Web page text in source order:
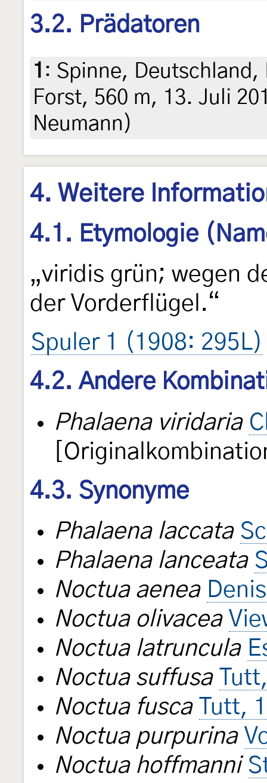
3.2. Prädatoren
1 : Spinne, Deutschland,
Forst, 560 m, 13. Juli
Neumann)
4. Weitere
4.1. Etymologie
„viridis grün; wegen
der Vorderflügel.“
Spuler 1 (1908: 295L)
4.2. Andere
Phalaena viridaria
4.3. Synonyme
Phalaena laccata
Phalaena lanceata
Noctua aenea
Noctua olivacea
Noctua latruncula
Noctua suffusa
Noctua fusca
Tutt,
Noctua purpurina
Noctua hoffmanni